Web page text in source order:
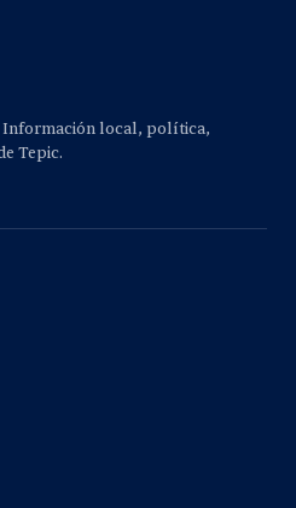
Información local, política,
Tepic.